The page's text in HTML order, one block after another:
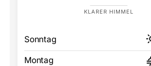
KLARER HIMMEL
Sonntag
Montag